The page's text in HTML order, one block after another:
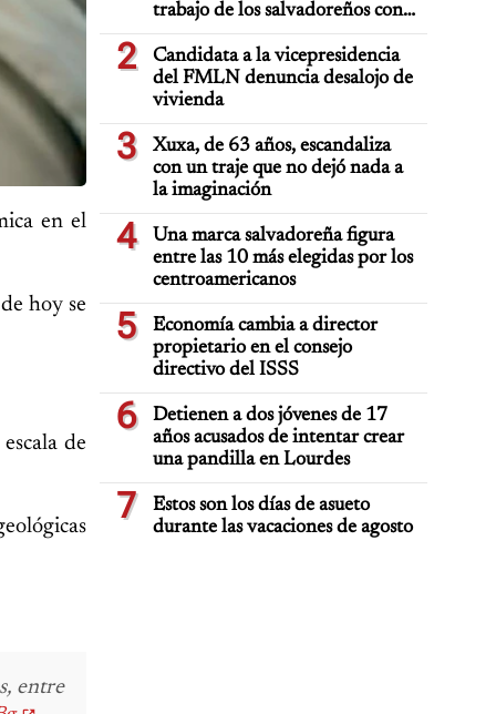
en el
hoy se
de
entre
trabajo de los salvadoreños con
TPS
2
Candidata a la vicepresidencia
del FMLN denuncia desalojo de
vivienda
3
Xuxa, de 63 años, escandaliza
con un traje que no dejó nada a
la imaginación
4
Una marca salvadoreña figura
entre las 10 más elegidas por los
centroamericanos
5
Economía cambia a director
propietario en el consejo
directivo del ISSS
6
Detienen a dos jóvenes de 17
años acusados de intentar crear
una pandilla en Lourdes
7
Estos son los días de asueto
durante las vacaciones de agosto